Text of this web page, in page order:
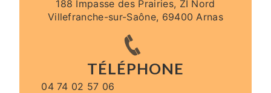
188 Impasse des Prairies, ZI Nord
Villefranche-sur-Saône, 69400 Arnas
TÉLÉPHONE
04 74 02 57 06